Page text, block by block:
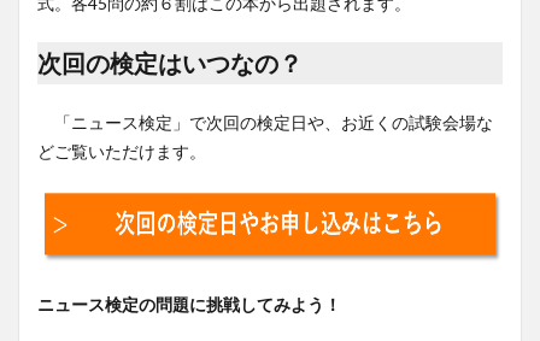
次回の検定はいつなの？
「ニュース検定」で次回の検定日や、お近くの試験会場な
どご覧いただけます。
ニュース検定の問題に挑戦してみよう！